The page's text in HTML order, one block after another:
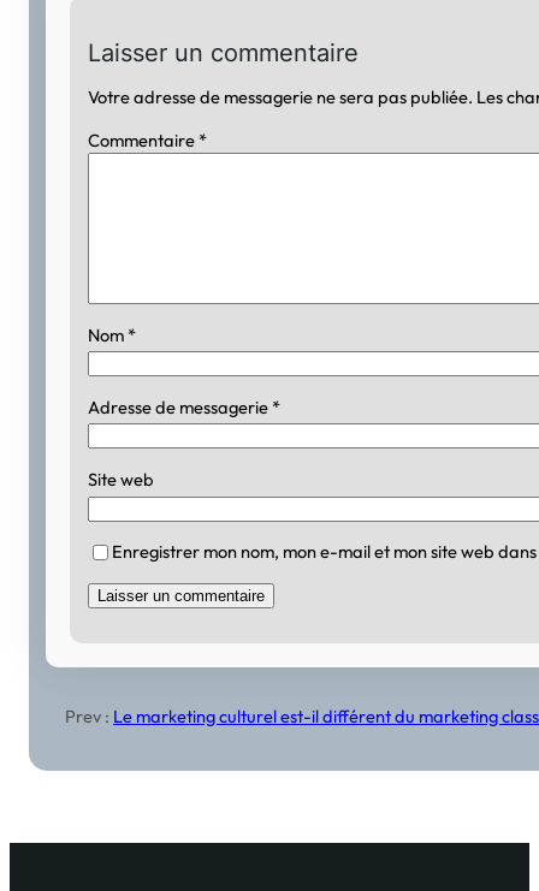
Laisser un commentaire
Votre adresse de messagerie ne sera pas publiée. Les
Commentaire *
Nom *
Adresse de messagerie *
Site web
Enregistrer mon nom, mon e-mail et mon site web
Prev : Le marketing culturel est-il différent du marketing